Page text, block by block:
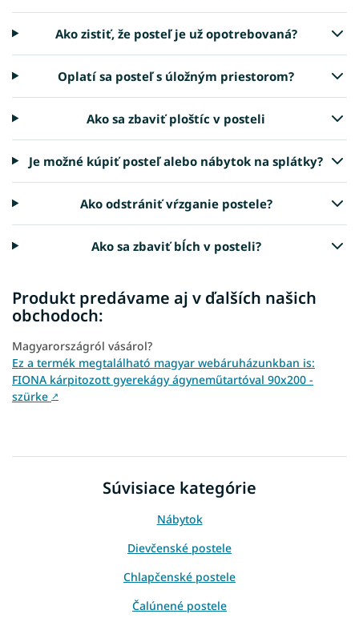
Ako zistiť, že posteľ je už opotrebovaná?
Oplatí sa posteľ s úložným priestorom?
Ako sa zbaviť ploštíc v posteli
Je možné kúpiť posteľ alebo nábytok na splátky?
Ako odstrániť vŕzganie postele?
Ako sa zbaviť bĺch v posteli?
Produkt predávame aj v ďalších našich
obchodoch:
Magyarországról vásárol?
Ez a termék megtalálható magyar webáruházunkban is:
FIONA kárpitozott gyerekágy ágyneműtartóval 90x200 -
szürke ↗
Súvisiace kategórie
Nábytok
Dievčenské postele
Chlapčenské postele
Čalúnené postele